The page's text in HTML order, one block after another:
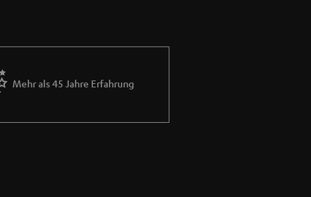
für DAB+ Wiedergabe und ein Bluetooth
Player erfüllen jeden Musikwunsch und
unsere ULTIMA 20 KOMBO 2, sowie der
Mehr als 45 Jahre Erfahrung